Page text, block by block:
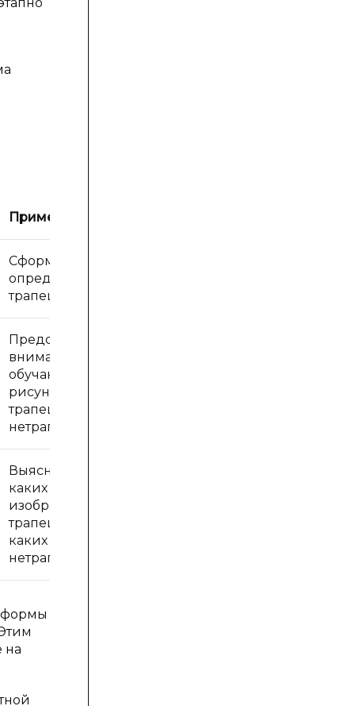
Пример 2
Сформулировать
определение
трапеции
Представить
вниманию
обучающихся
рисунки
трапеций и
нетрапеций
Выяснить на
каких рисунках
изображены
трапеции, а на
каких
нетрапеции
формы
на